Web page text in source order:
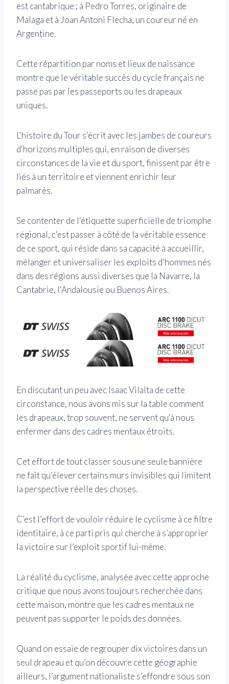
est cantabrique ; à Pedro Torres, originaire de
Malaga et à Joan Antoni Flecha, un coureur né en
Argentine.
Cette répartition par noms et lieux de naissance
montre que le véritable succès du cycle français ne
passe pas par les passeports ou les drapeaux
uniques.
L'histoire du Tour s'écrit avec les jambes de coureurs
d'horizons multiples qui, en raison de diverses
circonstances de la vie et du sport, finissent par être
liés à un territoire et viennent enrichir leur
palmarès.
Se contenter de l'étiquette superficielle de triomphe
régional, c'est passer à côté de la véritable essence
de ce sport, qui réside dans sa capacité à accueillir,
mélanger et universaliser les exploits d'hommes nés
dans des régions aussi diverses que la Navarre, la
Cantabrie, l'Andalousie ou Buenos Aires.
En discutant un peu avec Isaac Vilalta de cette
circonstance, nous avons mis sur la table comment
les drapeaux, trop souvent, ne servent qu'à nous
enfermer dans des cadres mentaux étroits.
Cet effort de tout classer sous une seule bannière
ne fait qu’élever certains murs invisibles qui limitent
la perspective réelle des choses.
C’est l’effort de vouloir réduire le cyclisme à ce filtre
identitaire, à ce parti pris qui cherche à s’approprier
la victoire sur l’exploit sportif lui-même.
La réalité du cyclisme, analysée avec cette approche
critique que nous avons toujours recherchée dans
cette maison, montre que les cadres mentaux ne
peuvent pas supporter le poids des données.
Quand on essaie de regrouper dix victoires dans un
seul drapeau et qu’on découvre cette géographie
ailleurs, l’argument nationaliste s’effondre sous son